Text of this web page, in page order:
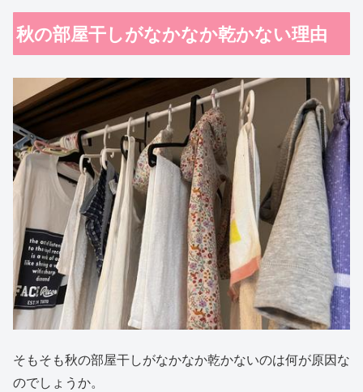
秋の部屋干しがなかなか乾かない理由
そもそも秋の部屋干しがなかなか乾かないのは何が原因な
のでしょうか。